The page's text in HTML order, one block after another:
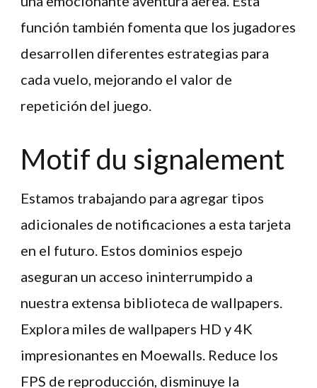
función también fomenta que los jugadores
desarrollen diferentes estrategias para
cada vuelo, mejorando el valor de
repetición del juego.
Motif du signalement
Estamos trabajando para agregar tipos
adicionales de notificaciones a esta tarjeta
en el futuro. Estos dominios espejo
aseguran un acceso ininterrumpido a
nuestra extensa biblioteca de wallpapers.
Explora miles de wallpapers HD y 4K
impresionantes en Moewalls. Reduce los
FPS de reproducción, disminuye la